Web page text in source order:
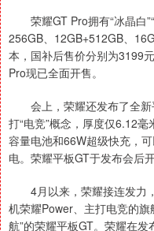
荣耀GT Pro拥有“冰晶白”“
256GB、12GB+512GB、
本，国补后售价分别为3199
Pro现已全面开售。
会上，荣耀还发布了全新
打“电竞”概念，厚度仅6.12
容量电池和66W超级快充，
电。荣耀平板GT于发布会后
4月以来，荣耀接连发力
机荣耀Power、主打电竞的
航”的荣耀平板GT。荣耀在